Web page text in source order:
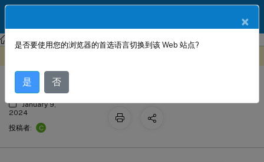
NetScaler NetScaler 14.1 AppExpert
对响应程序的 Diameter 支持
January 9,
2024
投稿者:
C
×
是否要使用您的浏览器的首选语言切换到该 Web 站点?
是 否